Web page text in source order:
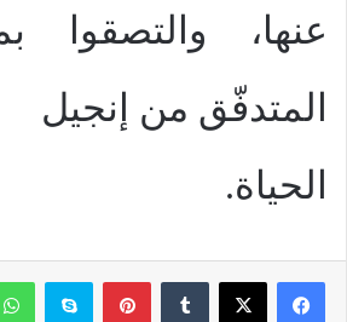
عنها، والتصقوا
المتدفّق من إنجيل
الحياة.
بينتيريستسكايب